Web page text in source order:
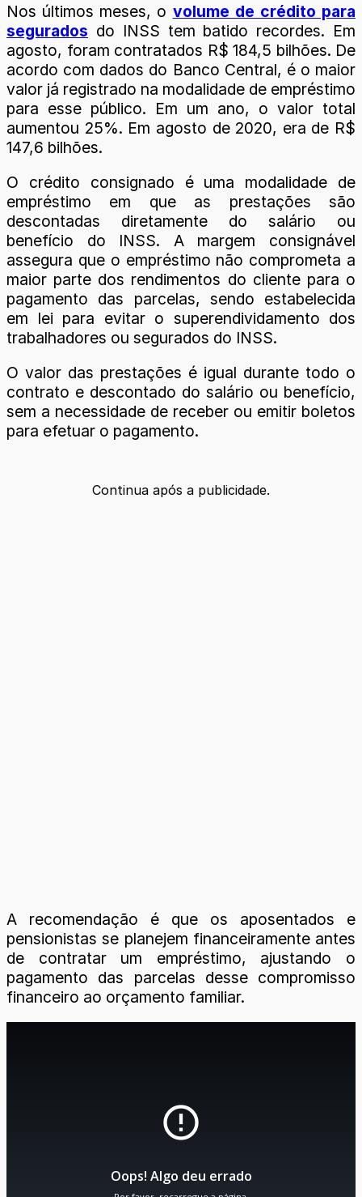
Nos últimos meses, o volume de crédito para
segurados do INSS tem batido recordes. Em
agosto, foram contratados R$ 184,5 bilhões. De
acordo com dados do Banco Central, é o maior
valor já registrado na modalidade de empréstimo
para esse público. Em um ano, o valor total
aumentou 25%. Em agosto de 2020, era de R$
147,6 bilhões.
O crédito consignado é uma modalidade de
empréstimo em que as prestações são
descontadas diretamente do salário ou
benefício do INSS. A margem consignável
assegura que o empréstimo não comprometa a
maior parte dos rendimentos do cliente para o
pagamento das parcelas, sendo estabelecida
em lei para evitar o superendividamento dos
trabalhadores ou segurados do INSS.
O valor das prestações é igual durante todo o
contrato e descontado do salário ou benefício,
sem a necessidade de receber ou emitir boletos
para efetuar o pagamento.
Continua após a publicidade.
A recomendação é que os aposentados e
pensionistas se planejem financeiramente antes
de contratar um empréstimo, ajustando o
pagamento das parcelas desse compromisso
financeiro ao orçamento familiar.